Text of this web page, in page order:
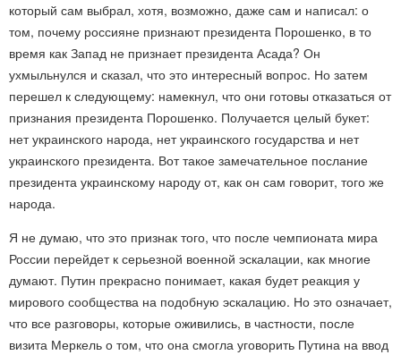
который сам выбрал, хотя, возможно, даже сам и написал: о
том, почему россияне признают президента Порошенко, в то
время как Запад не признает президента Асада? Он
ухмыльнулся и сказал, что это интересный вопрос. Но затем
перешел к следующему: намекнул, что они готовы отказаться от
признания президента Порошенко. Получается целый букет:
нет украинского народа, нет украинского государства и нет
украинского президента. Вот такое замечательное послание
президента украинскому народу от, как он сам говорит, того же
народа.
Я не думаю, что это признак того, что после чемпионата мира
России перейдет к серьезной военной эскалации, как многие
думают. Путин прекрасно понимает, какая будет реакция у
мирового сообщества на подобную эскалацию. Но это означает,
что все разговоры, которые оживились, в частности, после
визита Меркель о том, что она смогла уговорить Путина на ввод